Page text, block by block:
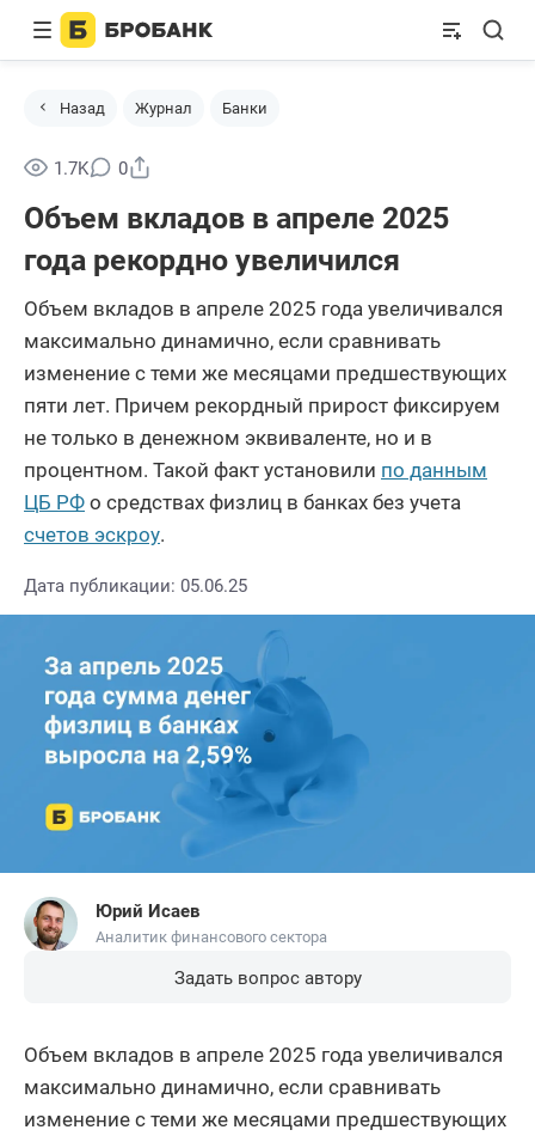
Назад Журнал Банки
1.7K 0
Объем вкладов в апреле 2025
года рекордно увеличился
Объем вкладов в апреле 2025 года увеличивался
максимально динамично, если сравнивать
изменение с теми же месяцами предшествующих
пяти лет. Причем рекордный прирост фиксируем
не только в денежном эквиваленте, но и в
процентном. Такой факт установили по данным
ЦБ РФ о средствах физлиц в банках без учета
счетов эскроу.
Дата публикации: 05.06.25
Юрий Исаев
Аналитик финансового сектора
Задать вопрос автору
Объем вкладов в апреле 2025 года увеличивался
максимально динамично, если сравнивать
изменение с теми же месяцами предшествующих